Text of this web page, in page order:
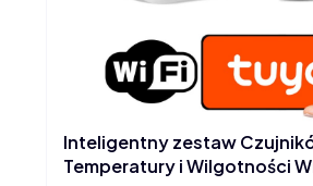
Inteligentny zestaw
Temperatury i Wilgotności